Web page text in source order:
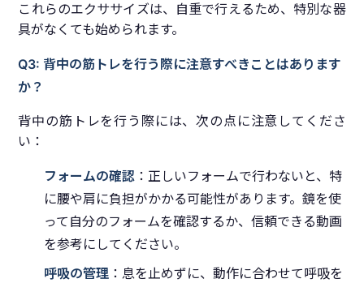
これらのエクササイズは、自重で行えるため、特別な器
具がなくても始められます。
Q3: 背中の筋トレを行う際に注意すべきことはあります
か？
背中の筋トレを行う際には、次の点に注意してくださ
い：
フォームの確認 ：正しいフォームで行わないと、特
に腰や肩に負担がかかる可能性があります。鏡を使
って自分のフォームを確認するか、信頼できる動画
を参考にしてください。
呼吸の管理 ：息を止めずに、動作に合わせて呼吸を